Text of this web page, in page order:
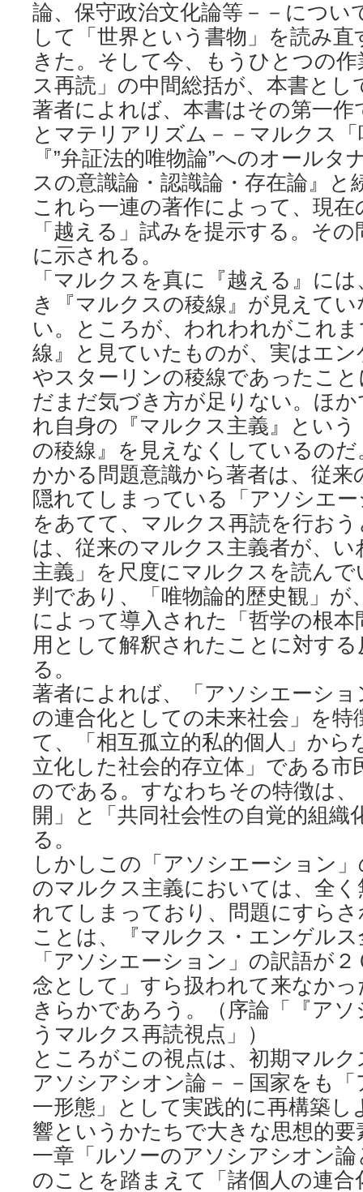
論、保守政治文化論等－－につい
して「世界という書物」を読み
きた。そして今、もうひとつの
ス再読」の中間総括が、本書とし
著者によれば、本書はその第一作
とマテリアリズム－－マルクス
『”弁証法的唯物論”へのオール
スの意識論・認識論・存在論』と
これら一連の著作によって、現
「越える」試みを提示する。そ
に示される。
「マルクスを真に『越える』に
き『マルクスの稜線』が見えて
い。ところが、われわれがこれ
線』と見ていたものが、実はエ
やスターリンの稜線であったこ
だまだ気づき方が足りない。ほ
れ自身の『マルクス主義』とい
の稜線』を見えなくしているのだ
かかる問題意識から著者は、従
隠れてしまっている「アソシエ
をあてて、マルクス再読を行お
は、従来のマルクス主義者が、
主義」を尺度にマルクスを読ん
判であり、「唯物論的歴史観」が
によって導入された「哲学の根
用として解釈されたことに対す
る。
著者によれば、「アソシエーシ
の連合化としての未来社会」を
て、「相互孤立的私的個人」から
立化した社会的存立体」である市
のである。すなわちその特徴は
開」と「共同社会性の自覚的組織
る。
しかしこの「アソシエーション
のマルクス主義においては、全
れてしまっており、問題にすら
ことは、『マルクス・エンゲル
「アソシエーション」の訳語が
念として」すら扱われて来なか
きらかであろう。（序論「『ア
うマルクス再読視点」）
ところがこの視点は、初期マル
アソシアシオン論－－国家をも
一形態」として実践的に再構築し
響というかたちで大きな思想的
一章「ルソーのアソシアシオン
のことを踏まえて「諸個人の連